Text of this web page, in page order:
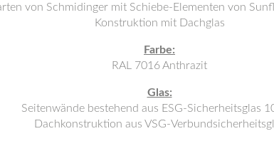
von Schmidinger mit Schiebe-Elementen von
Konstruktion mit Dachglas
Farbe:
RAL 7016 Anthrazit
Glas:
Seitenwände bestehend aus ESG-Sicherheitsglas
Dachkonstruktion aus VSG-